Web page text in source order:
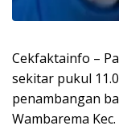
Cekfaktainfo –
sekitar pukul
penambangan
Wambarema